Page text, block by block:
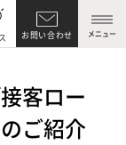
お問い合わせ メニュー
客ロー
ご紹介